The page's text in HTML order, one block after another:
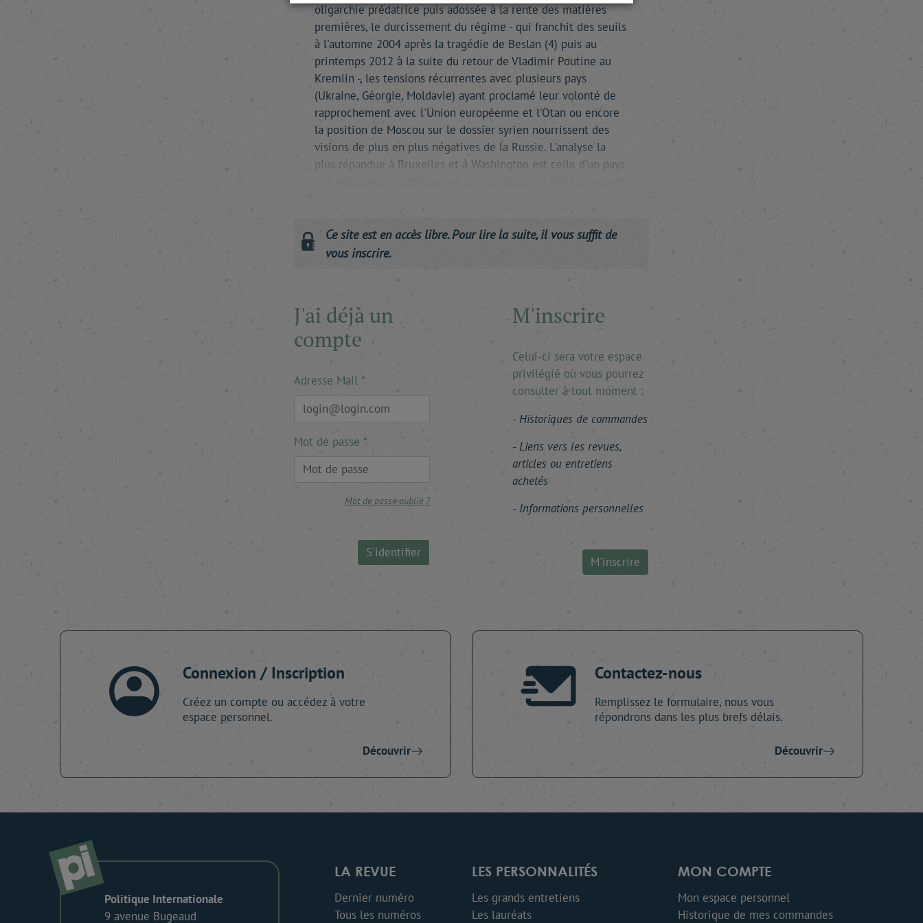
oligarchie prédatrice puis adossée à la rente des matières
premières, le durcissement du régime - qui franchit des seuils
à l'automne 2004 après la tragédie de Beslan (4) puis au
printemps 2012 à la suite du retour de Vladimir Poutine au
Kremlin -, les tensions récurrentes avec plusieurs pays
(Ukraine, Géorgie, Moldavie) ayant proclamé leur volonté de
rapprochement avec l'Union européenne et l'Otan ou encore
la position de Moscou sur le dossier syrien nourrissent des
visions de plus en plus négatives de la Russie. L'analyse la
plus répandue à Bruxelles et à Washington est celle d'un pays
Ce site est en accès libre. Pour lire la suite, il vous suffit de
vous inscrire.
J'ai déjà un
compte
Adresse Mail
Mot de passe
Mot de passe oublié ?
S'identifier
M'inscrire
Celui-ci sera votre espace
privilégié où vous pourrez
consulter à tout moment :
Historiques de commandes
Liens vers les revues,
articles ou entretiens
achetés
Informations personnelles
M'inscrire
Connexion / Inscription
Créez un compte ou accédez à votre
espace personnel.
Découvrir
Contactez-nous
Remplissez le formulaire, nous vous
répondrons dans les plus brefs délais.
Découvrir
Politique Internationale
9 avenue Bugeaud
LA REVUE
Dernier numéro
Tous les numéros
LES PERSONNALITÉS
Les grands entretiens
Les lauréats
MON COMPTE
Mon espace personnel
Historique de mes commandes